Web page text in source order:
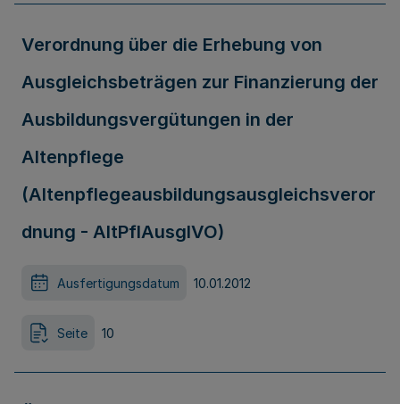
Verordnung über die Erhebung von
Ausgleichsbeträgen zur Finanzierung der
Ausbildungsvergütungen in der
Altenpflege
(Altenpflegeausbildungsausgleichsveror
dnung - AltPflAusglVO)
Ausfertigungsdatum 10.01.2012
Seite 10